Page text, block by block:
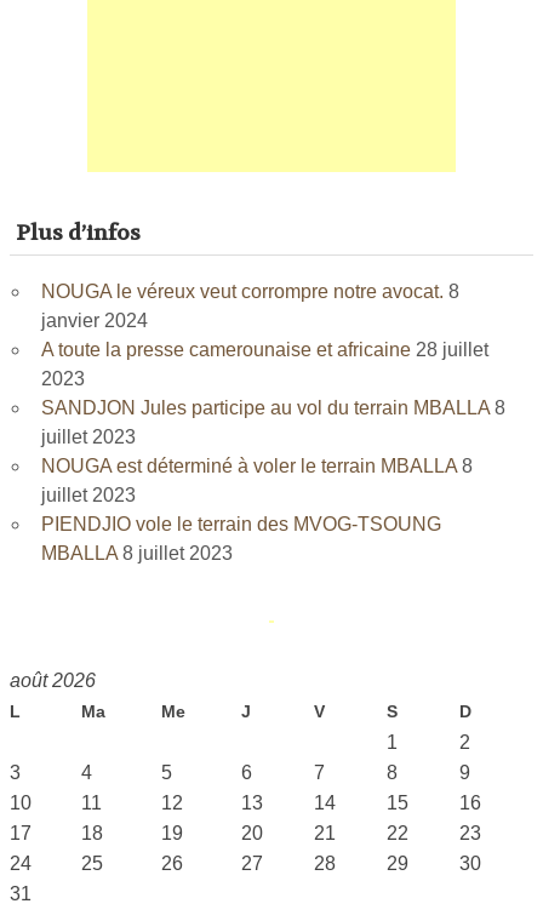
Plus d’infos
NOUGA le véreux veut corrompre notre avocat. 8
janvier 2024
A toute la presse camerounaise et africaine 28 juillet
2023
SANDJON Jules participe au vol du terrain MBALLA 8
juillet 2023
NOUGA est déterminé à voler le terrain MBALLA 8
juillet 2023
PIENDJIO vole le terrain des MVOG-TSOUNG
MBALLA 8 juillet 2023
août 2026
L Ma Me J V S D
1
2
3
4 5 6 7 8
9
10
11 12 13 14 15
16
17
18 19 20 21 22
23
24
25 26 27 28 29
30
31